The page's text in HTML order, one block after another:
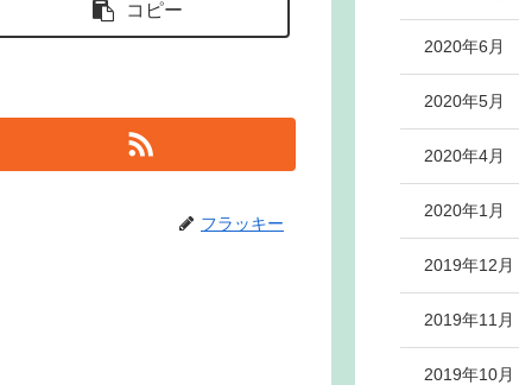
コピー
フラッキー
2020年6月
2020年5月
2020年4月
2020年1月
2019年12月
2019年11月
2019年10月